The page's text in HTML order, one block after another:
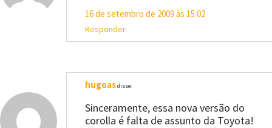
16 de setembro de 2009 às 15:02
Responder
hugoasdisse:
Sinceramente, essa nova versão do
corolla é falta de assunto da Toyota!